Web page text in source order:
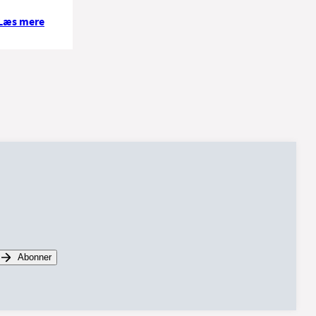
mere
Abonner